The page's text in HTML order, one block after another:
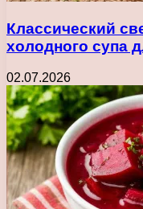
Классический
холодного супа
02.07.2026